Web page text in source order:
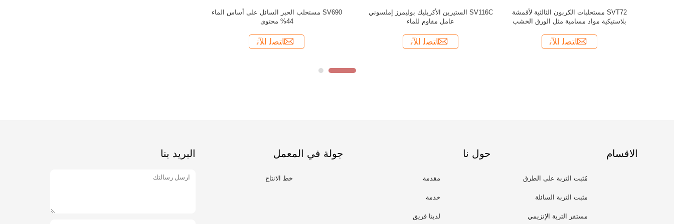
الاقسام
مُثبت التربة على الطرق
مثبت التربة السائلة
مستقر التربة الإنزيمي
حول نا
مقدمة
خدمة
لدينا فريق
جولة في المعمل
خط الانتاج
البريد بنا